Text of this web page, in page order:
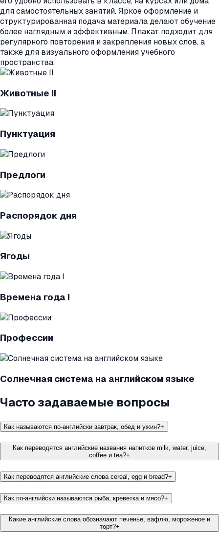
для самостоятельных занятий. Яркое оформление и
структурированная подача материала делают обучение
более наглядным и эффективным. Плакат подходит для
регулярного повторения и закрепления новых слов, а
также для визуального оформления учебного
пространства.
Животные II
Пунктуация
Предлоги
Распорядок дня
Ягоды
Времена года I
Профессии
Солнечная система на английском языке
Часто задаваемые вопросы
Как называются по-английски завтрак, обед и ужин?+
Как переводятся английские названия напитков milk, water, juice,
coffee и tea?+
Как переводятся английские слова cereal, egg и bread?+
Как по-английски называются рыба, креветка и мясо?+
Какие английские слова обозначают печенье, вафлю, мороженое и
торт?+